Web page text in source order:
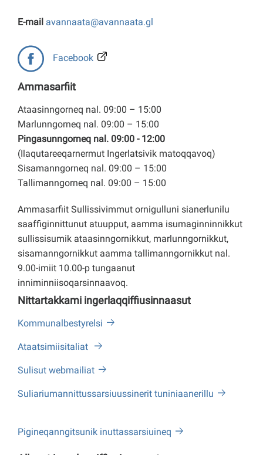
E-mail avannaata@avannaata.gl
Facebook
Ammasarfiit
Ataasinngorneq nal. 09:00 – 15:00
Marlunngorneq nal. 09:00 – 15:00
Pingasunngorneq nal. 09:00 - 12:00
(Ilaqutareeqarnermut Ingerlatsivik matoqqavoq)
Sisamanngorneq nal. 09:00 – 15:00
Tallimanngorneq nal. 09:00 – 15:00
Ammasarfiit Sullissivimmut ornigulluni sianerlunilu
saaffiginnittunut atuupput, aamma isumaginninnikkut
sullissisumik ataasinngornikkut, marlunngornikkut,
sisamanngornikkut aamma tallimanngornikkut nal.
9.00-imiit 10.00-p tungaanut
inniminniisoqarsinnaavoq.
Nittartakkami ingerlaqqiffiusinnaasut
Kommunalbestyrelsi
Ataatsimiisitaliat
Sulisut webmailiat
Suliariumannittussarsiuussinerit tuniniaanerillu
Pigineqanngitsunik inuttassarsiuineq